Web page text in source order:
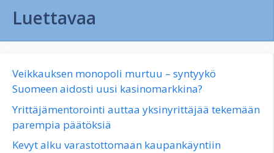
Luettavaa
Veikkauksen monopoli murtuu – syntyykö
Suomeen aidosti uusi kasinomarkkina?
Yrittäjämentorointi auttaa yksinyrittäjää tekemään
parempia päätöksiä
Kevyt alku varastottomaan kaupankäyntiin